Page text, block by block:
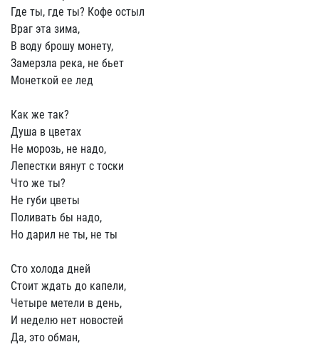
Где ты, где ты? Кофе остыл
Враг эта зима,
В воду брошу монету,
Замерзла река, не бьет
Монеткой ее лед
Как же так?
Душа в цветах
Не морозь, не надо,
Лепестки вянут с тоски
Что же ты?
Не губи цветы
Поливать бы надо,
Но дарил не ты, не ты
Сто холода дней
Стоит ждать до капели,
Четыре метели в день,
И неделю нет новостей
Да, это обман,